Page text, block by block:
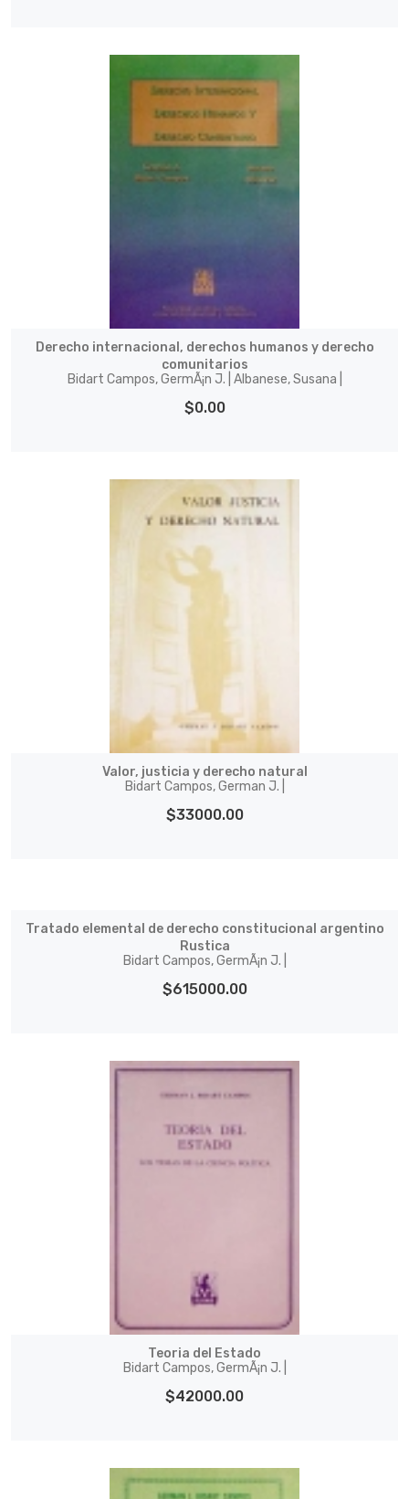
Derecho internacional, derechos humanos y derecho
comunitarios
Bidart Campos, GermÃ¡n J. | Albanese, Susana |
$0.00
Valor, justicia y derecho natural
Bidart Campos, German J. |
$33000.00
Tratado elemental de derecho constitucional argentino
Rustica
Bidart Campos, GermÃ¡n J. |
$615000.00
Teoria del Estado
Bidart Campos, GermÃ¡n J. |
$42000.00